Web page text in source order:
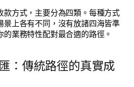
款方式，主要分為四類。每種方式
景上各有不同，沒有放諸四海皆準
業務特性配對最合適的路徑。
：傳統路徑的真實成